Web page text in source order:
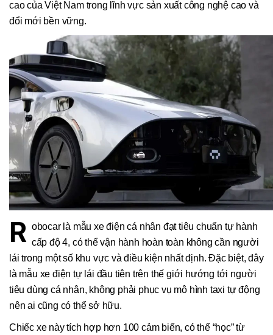
cao của Việt Nam trong lĩnh vực sản xuất công nghệ cao và
đổi mới bền vững.
R obocar là mẫu xe điện cá nhân đạt tiêu chuẩn tự hành
cấp độ 4, có thể vận hành hoàn toàn không cần người
lái trong một số khu vực và điều kiện nhất định. Đặc biệt, đây
là mẫu xe điện tự lái đầu tiên trên thế giới hướng tới người
tiêu dùng cá nhân, không phải phục vụ mô hình taxi tự động
nên ai cũng có thể sở hữu.
Chiếc xe này tích hợp hơn 100 cảm biến, có thể “học” từ